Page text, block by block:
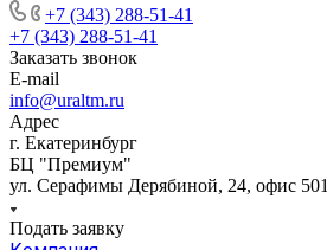
+7 (343) 288-51-41
+7 (343) 288-51-41
Заказать звонок
E-mail
info@uraltm.ru
Адрес
г. Екатеринбург
БЦ "Премиум"
ул. Серафимы Дерябиной, 24, офис 501
Подать заявку